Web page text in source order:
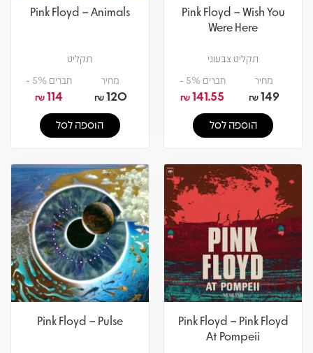
Pink Floyd – Wish You
Were Here
תקליט צבעוני
מחיר
149
₪
חברים 5% -
141.55
₪
הוספה לסל
Pink Floyd – Animals
תקליט
מחיר
120
₪
חברים 5% -
114
₪
הוספה לסל
Pink Floyd – Pink Floyd
At Pompeii
Pink Floyd – Pulse